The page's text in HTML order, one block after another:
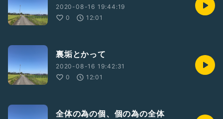
2020-08-16 19:44:19
0
12:01
裏垢とかって
2020-08-16 19:42:31
0
12:01
全体の為の個、個の為の全体